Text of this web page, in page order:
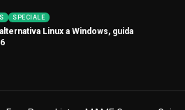
SPECIALE
Linux a Windows, guida